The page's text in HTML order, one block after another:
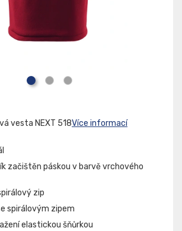
vesta NEXT 518Více informací
začištěn páskou v barvě vrchového
zip
spirálovým zipem
elastickou šňůrkou